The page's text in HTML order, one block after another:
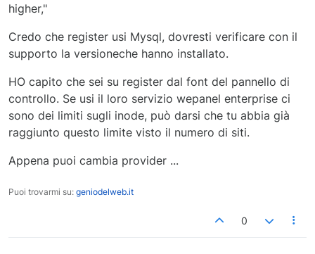
higher,"
Credo che register usi Mysql, dovresti verificare con il
supporto la versioneche hanno installato.
HO capito che sei su register dal font del pannello di
controllo. Se usi il loro servizio wepanel enterprise ci
sono dei limiti sugli inode, può darsi che tu abbia già
raggiunto questo limite visto il numero di siti.
Appena puoi cambia provider ...
Puoi trovarmi su: geniodelweb.it
0